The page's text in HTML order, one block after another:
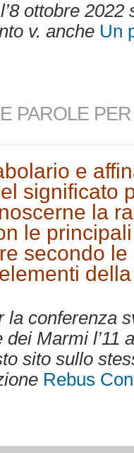
ottobre
v. anche Un
PAROLE
e
significato
la
le
secondo
la conferenza
Marmi l’11
sito sullo
Rebus